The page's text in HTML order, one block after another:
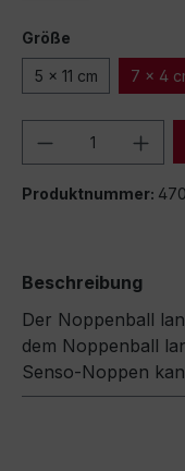
Größe
5 x 11 cm 7 x 4
Produkt
Produktnummer:
Beschreibung
Der Noppenball
dem Noppenball
Senso-Noppen